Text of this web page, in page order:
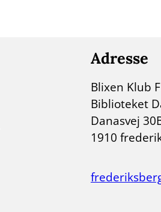
Adresse
Blixen Klub
Biblioteket
Danasvej
1910